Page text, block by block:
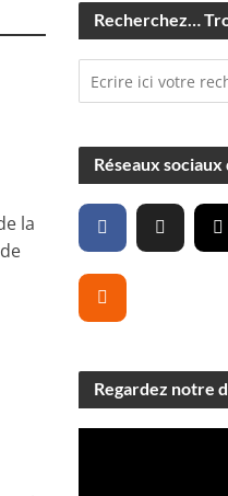
la
Recherchez…
Réseaux
Regardez notre